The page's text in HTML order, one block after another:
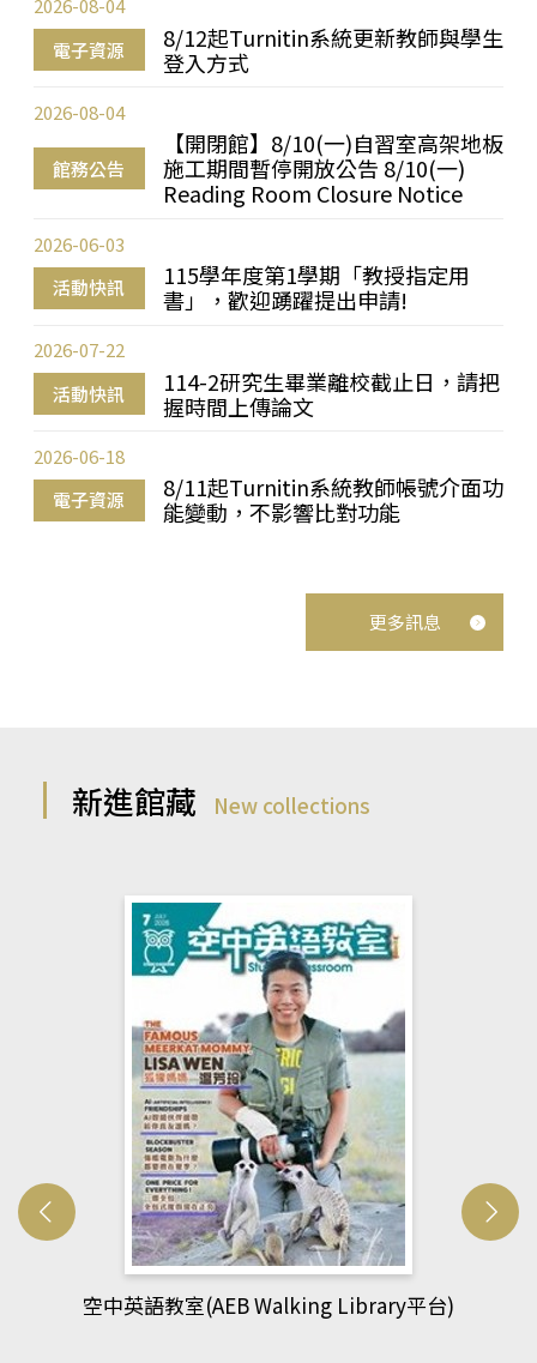
電子資源
8/12起Turnitin系統更新教師與學生
登入方式
2026-08-04
館務公告
【開閉館】8/10(一)自習室高架地板
施工期間暫停開放公告 8/10(一)
Reading Room Closure Notice
2026-08-04
活動快訊
115學年度第1學期「教授指定用
書」，歡迎踴躍提出申請!
2026-06-03
活動快訊
114-2研究生畢業離校截止日，請把
握時間上傳論文
2026-07-22
電子資源
8/11起Turnitin系統教師帳號介面功
能變動，不影響比對功能
2026-06-18
更多訊息
新進館藏 New collections
網管人(kono平台)